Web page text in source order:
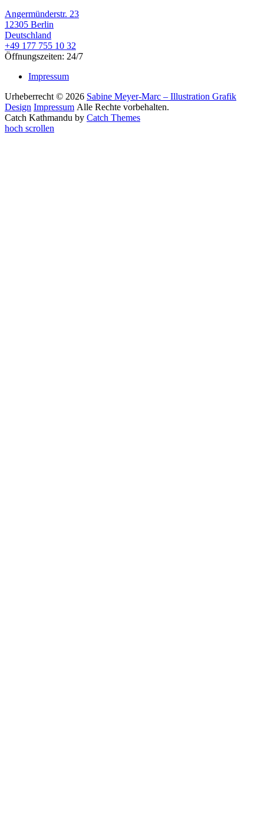
Angermünderstr. 23
12305 Berlin
Deutschland
+49 177 755 10 32
Öffnungszeiten: 24/7
Impressum
Urheberrecht © 2026 Sabine Meyer-Marc – Illustration Grafik
Design Impressum Alle Rechte vorbehalten.
Catch Kathmandu by Catch Themes
hoch scrollen